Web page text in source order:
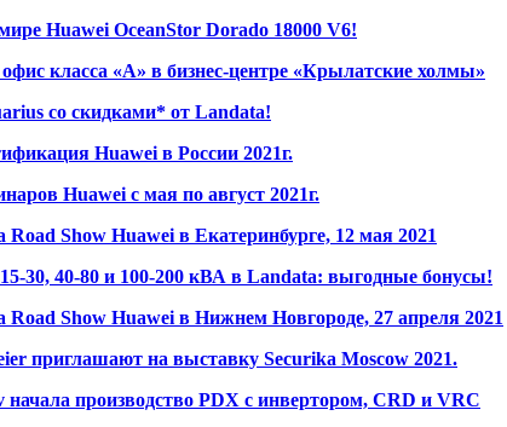
Huawei OceanStor Dorado 18000 V6!
класса «А» в бизнес-центре «Крылатские холмы»
со скидками* от Landata!
Huawei в России 2021г.
Huawei с мая по август 2021г.
Show Huawei в Екатеринбурге, 12 мая 2021
30, 40-80 и 100-200 кВА в Landata: выгодные бонусы!
Road Show Huawei в Нижнем Новгороде, 27 апреля 2021
приглашают на выставку Securika Moscow 2021.
производство PDX с инвертором, CRD и VRC